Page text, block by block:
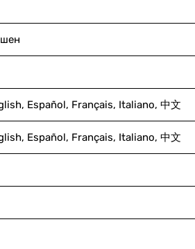
Español, Français, Italiano, 中文
Español, Français, Italiano, 中文